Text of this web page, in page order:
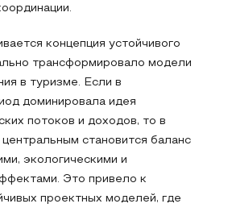
концепция устойчивого
трансформировало модели
в туризме. Если в
доминировала идея
потоков и доходов, то в
становится баланс
экологическими и
Это привело к
проектных моделей, где